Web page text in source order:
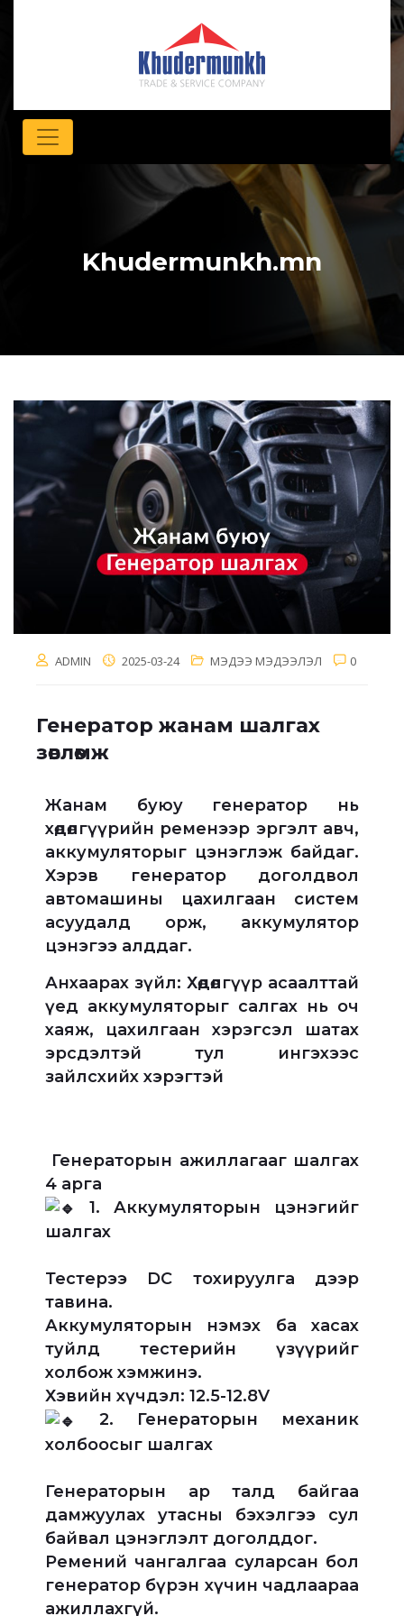
Khudermunkh.mn
ADMIN 2025-03-24 МЭДЭЭ МЭДЭЭЛЭЛ 0
Генератор жанам шалгах
зөвлөмж
Жанам буюу генератор нь
хөдөлгүүрийн ременээр эргэлт авч,
аккумуляторыг цэнэглэж байдаг.
Хэрэв генератор доголдвол
автомашины цахилгаан систем
асуудалд орж, аккумулятор
цэнэгээ алддаг.
Анхаарах зүйл: Хөдөлгүүр асаалттай
үед аккумуляторыг салгах нь оч
хаяж, цахилгаан хэрэгсэл шатах
эрсдэлтэй тул ингэхээс
зайлсхийх хэрэгтэй
Генераторын ажиллагааг шалгах
4 арга
1. Аккумуляторын цэнэгийг
шалгах
Тестерээ DC тохируулга дээр
тавина.
Аккумуляторын нэмэх ба хасах
туйлд тестерийн үзүүрийг
холбож хэмжинэ.
Хэвийн хүчдэл: 12.5-12.8V
2. Генераторын механик
холбоосыг шалгах
Генераторын ар талд байгаа
дамжуулах утасны бэхэлгээ сул
байвал цэнэглэлт доголддог.
Ремений чангалгаа суларсан бол
генератор бүрэн хүчин чадлаараа
ажиллахгүй.